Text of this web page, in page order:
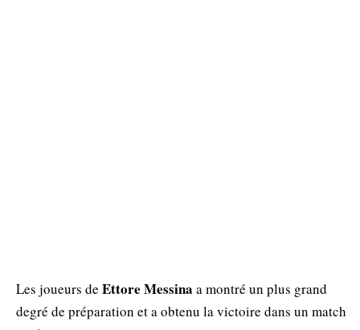
Les joueurs de Ettore Messina a montré un plus grand
degré de préparation et a obtenu la victoire dans un match